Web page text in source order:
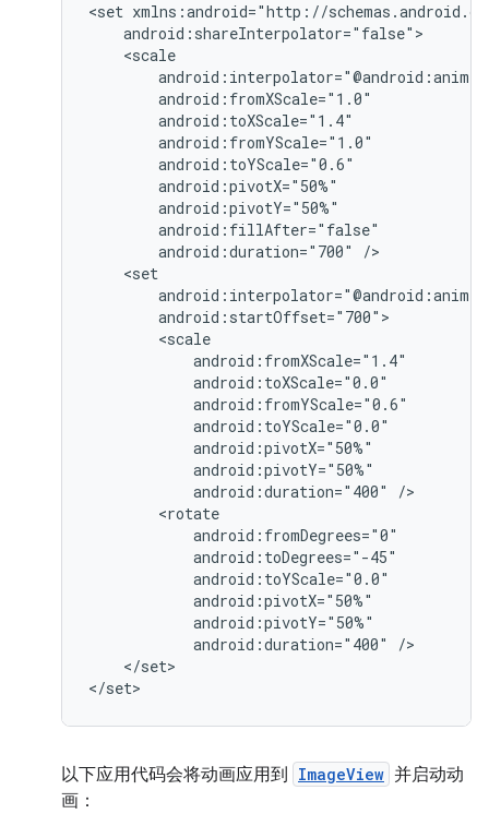
<set
android:duration="700"
android:duration="400"
android:duration="400"
</set>
</set>
以下应用代码会将动画应用到 ImageView 并启动动
画：